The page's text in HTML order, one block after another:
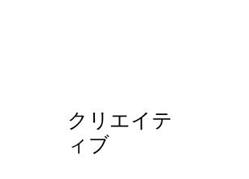
代表の語り記事
クリエイテ
ィブ